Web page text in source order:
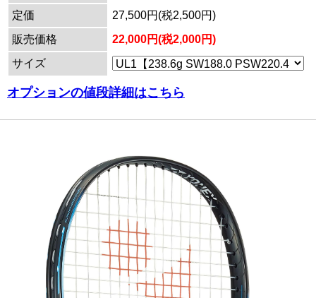
定価
27,500円(税2,500円)
販売価格
22,000円(税2,000円)
サイズ
オプションの値段詳細はこちら